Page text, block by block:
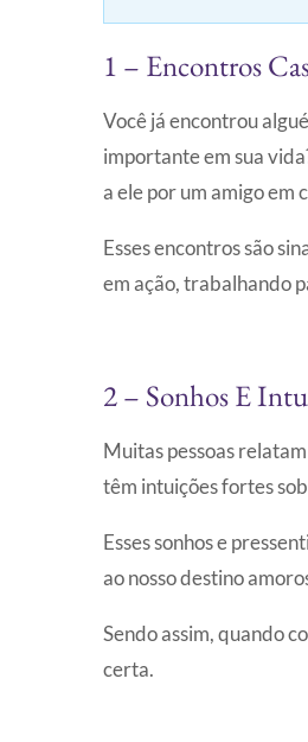
1 – Encontros
Você já encontrou
importante em sua
a ele por um amigo em
Esses encontros são
em ação, trabalhando
2 – Sonhos E
Muitas pessoas
têm intuições fortes
Esses sonhos e
ao nosso destino
Sendo assim, quando
certa.